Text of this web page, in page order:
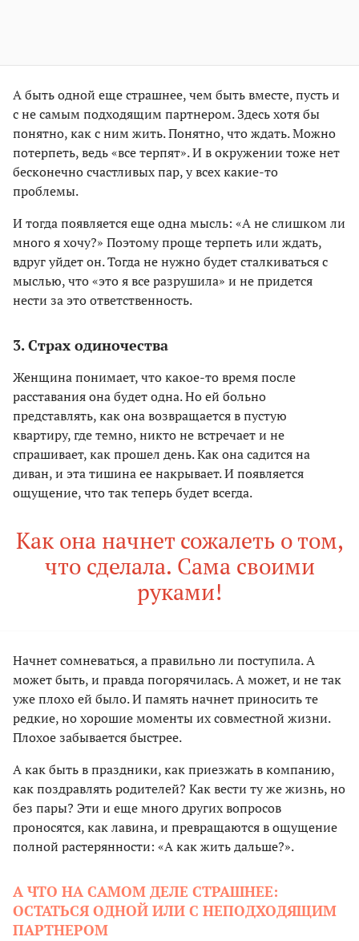
А быть одной еще страшнее, чем быть вместе, пусть и
с не самым подходящим партнером. Здесь хотя бы
понятно, как с ним жить. Понятно, что ждать. Можно
потерпеть, ведь «все терпят». И в окружении тоже нет
бесконечно счастливых пар, у всех какие-то
проблемы.
И тогда появляется еще одна мысль: «А не слишком ли
много я хочу?» Поэтому проще терпеть или ждать,
вдруг уйдет он. Тогда не нужно будет сталкиваться с
мыслью, что «это я все разрушила» и не придется
нести за это ответственность.
3. Страх одиночества
Женщина понимает, что какое-то время после
расставания она будет одна. Но ей больно
представлять, как она возвращается в пустую
квартиру, где темно, никто не встречает и не
спрашивает, как прошел день. Как она садится на
диван, и эта тишина ее накрывает. И появляется
ощущение, что так теперь будет всегда.
Как она начнет сожалеть о том,
что сделала. Сама своими
руками!
Начнет сомневаться, а правильно ли поступила. А
может быть, и правда погорячилась. А может, и не так
уже плохо ей было. И память начнет приносить те
редкие, но хорошие моменты их совместной жизни.
Плохое забывается быстрее.
А как быть в праздники, как приезжать в компанию,
как поздравлять родителей? Как вести ту же жизнь, но
без пары? Эти и еще много других вопросов
проносятся, как лавина, и превращаются в ощущение
полной растерянности: «А как жить дальше?».
А ЧТО НА САМОМ ДЕЛЕ СТРАШНЕЕ:
ОСТАТЬСЯ ОДНОЙ ИЛИ С НЕПОДХОДЯЩИМ
ПАРТНЕРОМ